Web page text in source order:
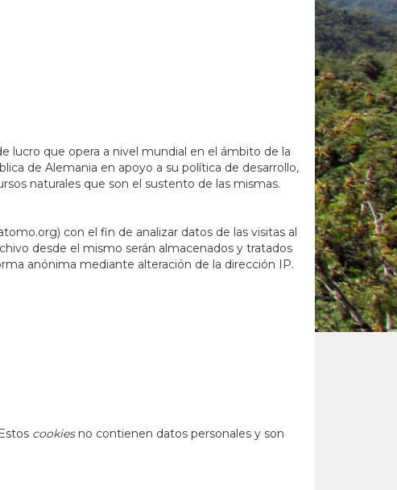
lucro que opera a nivel mundial en el ámbito de la
de Alemania en apoyo a su política de desarrollo,
naturales que son el sustento de las mismas.
con el fin de analizar datos de las visitas al
desde el mismo serán almacenados y tratados
anónima mediante alteración de la dirección IP.
cookiesno contienen datos personales y son